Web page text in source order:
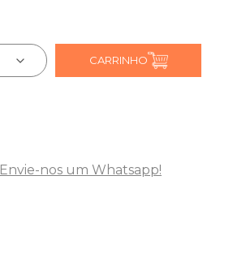
CARRINHO
Envie-nos um Whatsapp!